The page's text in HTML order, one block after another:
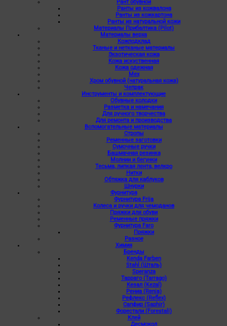
Рант обувной
Ранты из кожвалона
Ранты из кожкартона
Ранты из натуральной кожи
Материалы Прибалтика (Pilot)
Материалы верха
Кожподклад
Тканые и нетканые материалы
Экзотическая кожа
Кожа искуственная
Кожа одежная
Мех
Хром обувной (натуральная кожа)
Чепрак
Инструменты и комплектующие
Обувные колодки
Разметка и намечания
Для ручного творчества
Для ремонта и производства
Вспомогательные материалы
Стропы
Ременные заготовки
Сумочные ручки
Башмачная резинка
Молнии и бегунки
Тесьма, липкая лента, велкро
Нитки
Обтяжка для каблуков
Шнурки
Фурнитура
Фурнитура Frija
Колеса и ручки для чемоданов
Пряжки для обуви
Ременные пряжки
Фурнитура Faro
Пряжки
Разное
Химия
Бренды
Kenda Farben
Stahl (Шталь)
Speranza
Тарраго (Tarrago)
Кезал (Kezal)
Рениа (Renia)
Рефлекс (Reflex)
Сапфир (Saphir)
Форестали (Forestali)
Клей
Десмокол